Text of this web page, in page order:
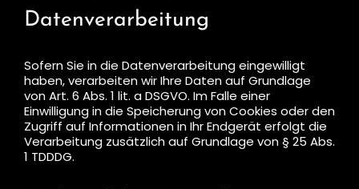
Datenverarbeitung
Sofern Sie in die Datenverarbeitung eingewilligt
haben, verarbeiten wir Ihre Daten auf Grundlage
von Art. 6 Abs. 1 lit. a DSGVO. Im Falle einer
Einwilligung in die Speicherung von Cookies oder den
Zugriff auf Informationen in Ihr Endgerät erfolgt die
Verarbeitung zusätzlich auf Grundlage von § 25 Abs.
1 TDDDG.